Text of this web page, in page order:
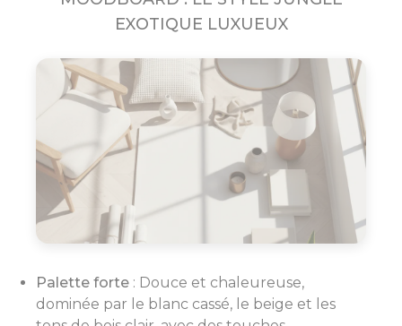
EXOTIQUE LUXUEUX
Palette forte : Douce et chaleureuse,
dominée par le blanc cassé, le beige et les